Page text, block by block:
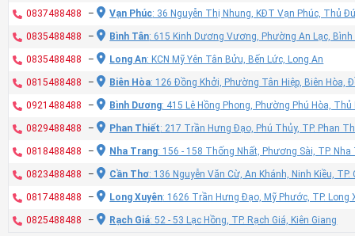
0837488488 – Vạn Phúc: 36 Nguyễn Thị Nhung, KĐT Vạn Phúc, Thủ
0835488488 – Bình Tân: 615 Kinh Dương Vương, Phường An Lạc, Bình
0835488488 – Long An: KCN Mỹ Yên Tân Bửu, Bến Lức, Long An
0815488488 – Biên Hòa: 126 Đồng Khởi, Phường Tân Hiệp, Biên Hòa,
0921488488 – Bình Dương: 415 Lê Hồng Phong, Phường Phú Hòa,
0829488488 – Phan Thiết: 217 Trần Hưng Đạo, Phú Thủy, TP. Phan
0818488488 – Nha Trang: 156 - 158 Thống Nhất, Phương Sài, TP.
0823488488 – Cần Thơ: 136 Nguyễn Văn Cừ, An Khánh, Ninh Kiều,
0817488488 – Long Xuyên: 1626 Trần Hưng Đạo, Mỹ Phước, TP. Long
0825488488 – Rạch Giá: 52 - 53 Lạc Hồng, TP. Rạch Giá, Kiên Giang